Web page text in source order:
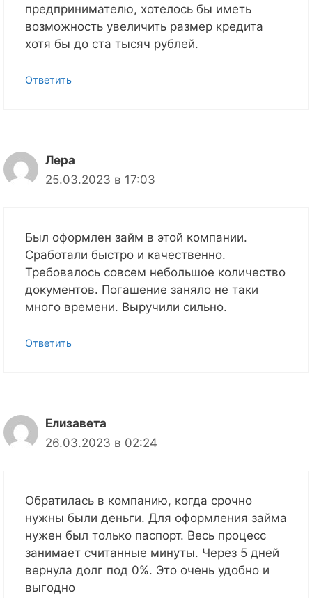
предпринимателю, хотелось бы иметь
возможность увеличить размер кредита
хотя бы до ста тысяч рублей.
Ответить
Лера
25.03.2023 в 17:03
Был оформлен займ в этой компании.
Сработали быстро и качественно.
Требовалось совсем небольшое количество
документов. Погашение заняло не таки
много времени. Выручили сильно.
Ответить
Елизавета
26.03.2023 в 02:24
Обратилась в компанию, когда срочно
нужны были деньги. Для оформления займа
нужен был только паспорт. Весь процесс
занимает считанные минуты. Через 5 дней
вернула долг под 0%. Это очень удобно и
выгодно